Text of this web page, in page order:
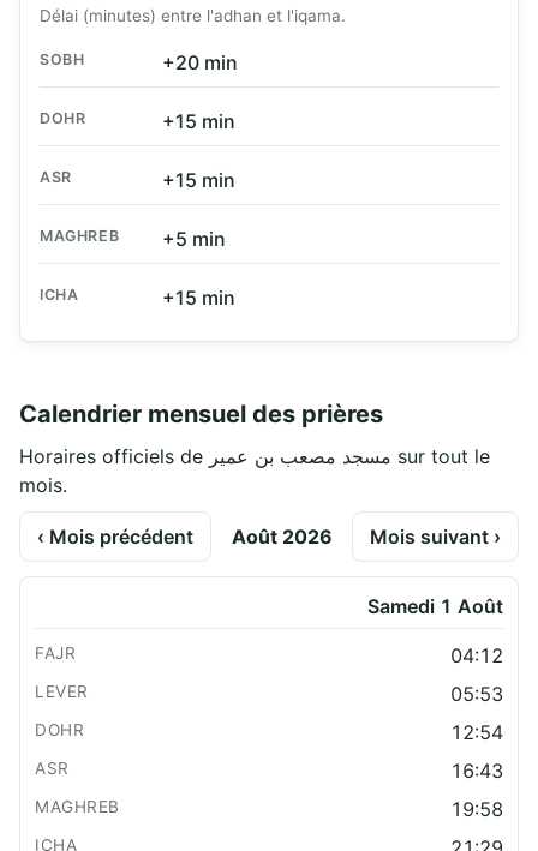
Délai (minutes) entre l'adhan et l'iqama.
SOBH +20 min
DOHR +15 min
ASR +15 min
MAGHREB +5 min
ICHA +15 min
Calendrier mensuel des prières
Horaires officiels de مسجد مصعب بن عمير sur tout le
mois.
‹ Mois précédent Août 2026 Mois suivant ›
Samedi 1 Août
04:12
05:53
12:54
16:43
19:58